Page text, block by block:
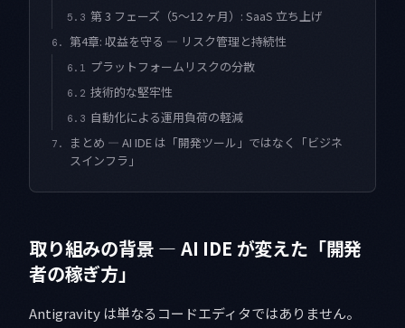
5.3 第 3 フェーズ（5〜12 ヶ月）: SaaS 立ち上げ
6. 第4章: 収益を守る — リスク管理と持続性
6.1 プラットフォームリスクの分散
6.2 技術的な堅牢性
6.3 自動化による運用負荷の軽減
7.
まとめ — AI IDE は「開発ツール」ではなく「ビジネ
スインフラ」
取り組みの背景 — AI IDE が変えた「開発
者の稼ぎ方」
Antigravity は単なるコードエディタではありません。